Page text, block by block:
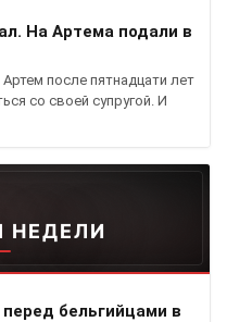
На Артема подали в
после пятнадцати лет
со своей супругой. И
НЕДЕЛИ
бельгийцами в